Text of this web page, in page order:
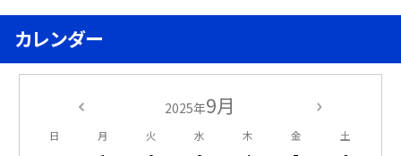
カレンダー
2025年9月
日 月 火 水 木 金 土